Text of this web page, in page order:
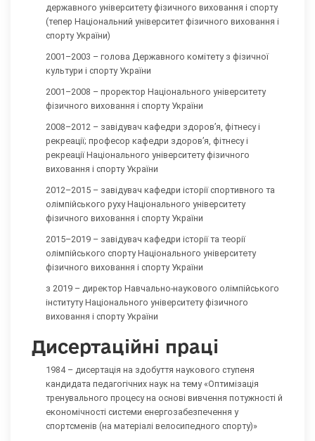
державного університету фізичного виховання і спорту
(тепер Національний університет фізичного виховання і
спорту України)
2001–2003 – голова Державного комітету з фізичної
культури і спорту України
2001–2008 – проректор Національного університету
фізичного виховання і спорту України
2008–2012 – завідувач кафедри здоров’я, фітнесу і
рекреації; професор кафедри здоров’я, фітнесу і
рекреації Національного університету фізичного
виховання і спорту України
2012–2015 – завідувач кафедри історії спортивного та
олімпійського руху Національного університету
фізичного виховання і спорту України
2015–2019 – завідувач кафедри історії та теорії
олімпійського спорту Національного університету
фізичного виховання і спорту України
з 2019 – директор Навчально-наукового олімпійського
інституту Національного університету фізичного
виховання і спорту України
Дисертаційні праці
1984 – дисертація на здобуття наукового ступеня
кандидата педагогічних наук на тему «Оптимізація
тренувального процесу на основі вивчення потужності й
економічності системи енергозабезпечення у
спортсменів (на матеріалі велосипедного спорту)»